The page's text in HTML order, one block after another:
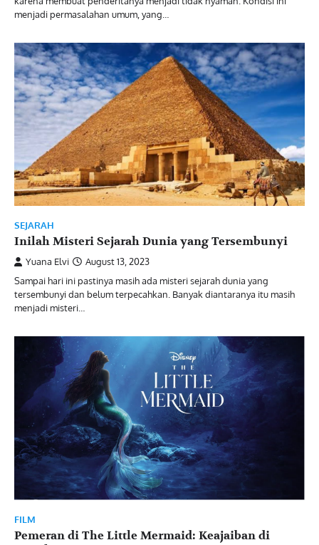
menjadi permasalahan umum, yang…
SEJARAH
Inilah Misteri Sejarah Dunia yang Tersembunyi
Yuana Elvi
August 13, 2023
Sampai hari ini pastinya masih ada misteri sejarah dunia yang
tersembunyi dan belum terpecahkan. Banyak diantaranya itu masih
menjadi misteri…
FILM
Pemeran di The Little Mermaid: Keajaiban di